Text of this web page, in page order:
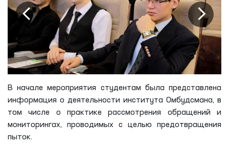
В начале мероприятия студентам была представлена
информация о деятельности института Омбудсмана, в
том числе о практике рассмотрения обращений и